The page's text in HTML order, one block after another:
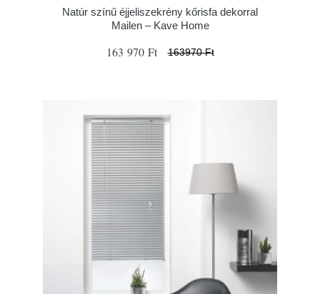
Natúr színű éjjeliszekrény kőrisfa dekorral
Mailen – Kave Home
163 970 Ft 163970 Ft